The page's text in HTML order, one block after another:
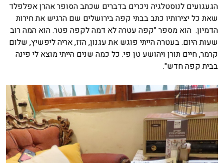
הגעגועים לנוסטלגיה ניכרים בדברים שכתב הסופר אהרן אפלפלד
שאת כל יצירותיו כתב בבתי קפה בירושלים שם הרגיש את חירות
הדמיון. הוא מספר "קפה עטרה לא דמה לקפה פטר. הוא המה רוב
שעות היום. בעטרה הייתי פוגש את עגנון, הזז, אריה ליפשיץ, שלום
קרמר, חיים תורן ויהושע טן פי. כל כמה שנים הייתי מוצא לי פינה
בבית קפה חדש".